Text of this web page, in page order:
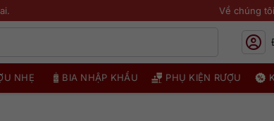
Về chúng tôi
NHẸ BIA NHẬP KHẨU PHỤ KIỆN RƯỢU